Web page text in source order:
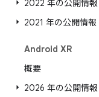
2022 年の公開情報
2021 年の公開情報
Android XR
概要
2026 年の公開情報